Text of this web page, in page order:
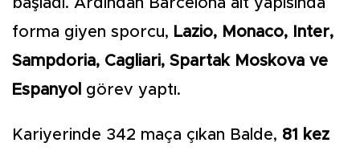
başladı. Ardından Barcelona alt yapısında
forma giyen sporcu, Lazio, Monaco, Inter,
Sampdoria, Cagliari, Spartak Moskova ve
Espanyol görev yaptı.
Kariyerinde 342 maça çıkan Balde, 81 kez